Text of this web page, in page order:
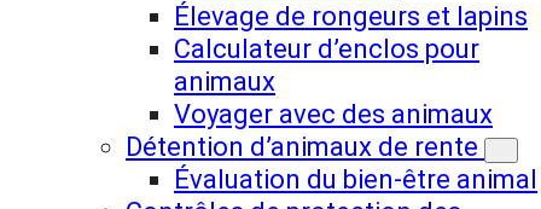
Élevage de rongeurs et lapins
Calculateur d’enclos pour
animaux
Voyager avec des animaux
Détention d’animaux de rente
Évaluation du bien-être animal